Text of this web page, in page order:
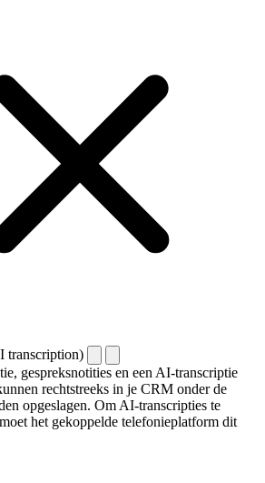
transcription)
gespreksnotities en een AI-transcriptie
rechtstreeks in je CRM onder de
opgeslagen. Om AI-transcripties te
het gekoppelde telefonieplatform dit